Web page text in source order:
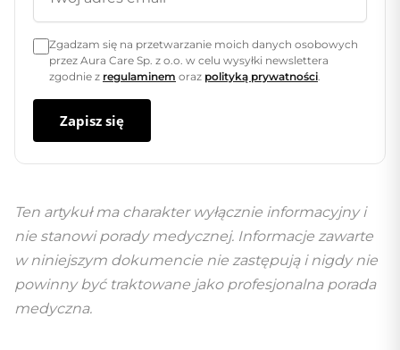
Zgadzam się na przetwarzanie moich danych osobowych
przez Aura Care Sp. z o.o. w celu wysyłki newslettera
zgodnie z regulaminem oraz polityką prywatności
Zapisz się
Ten artykuł ma charakter wyłącznie informacyjny i
nie stanowi porady medycznej. Informacje zawarte
w niniejszym dokumencie nie zastępują i nigdy nie
powinny być traktowane jako profesjonalna porada
medyczna.